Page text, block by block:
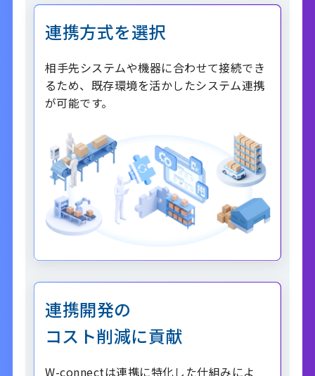
連携方式を選択
相手先システムや機器に合わせて接続でき
るため、既存環境を活かしたシステム連携
が可能です。
連携開発の
コスト削減に貢献
W-connectは連携に特化した仕組みによ